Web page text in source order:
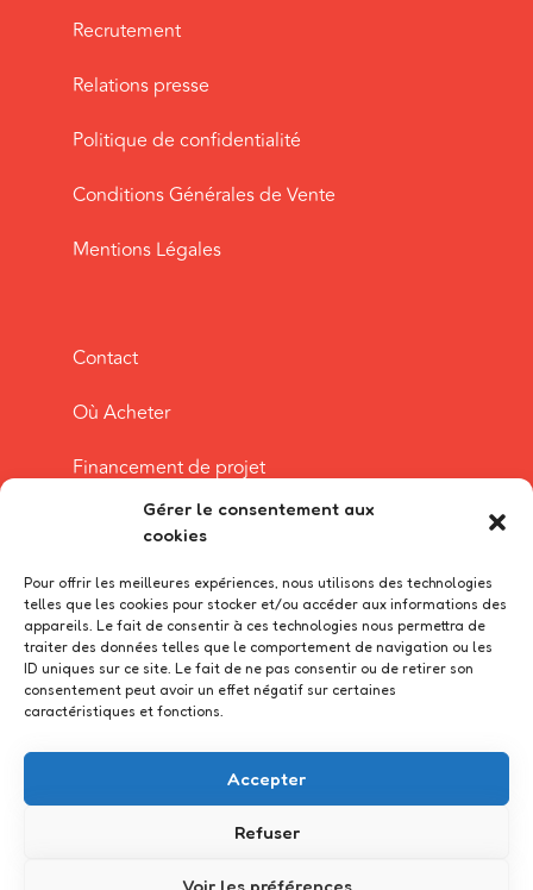
Gérer le consentement aux
cookies
Pour offrir les meilleures expériences, nous utilisons des technologies
telles que les cookies pour stocker et/ou accéder aux informations des
appareils. Le fait de consentir à ces technologies nous permettra de
traiter des données telles que le comportement de navigation ou les
ID uniques sur ce site. Le fait de ne pas consentir ou de retirer son
consentement peut avoir un effet négatif sur certaines
caractéristiques et fonctions.
Accepter
Refuser
Voir les préférences
Recrutement
Relations presse
Politique de confidentialité
Conditions Générales de Vente
Mentions Légales
Contact
Où Acheter
Financement de projet
Foire aux questions
Ambassadeurs
Culture & Actualité
Espace famille